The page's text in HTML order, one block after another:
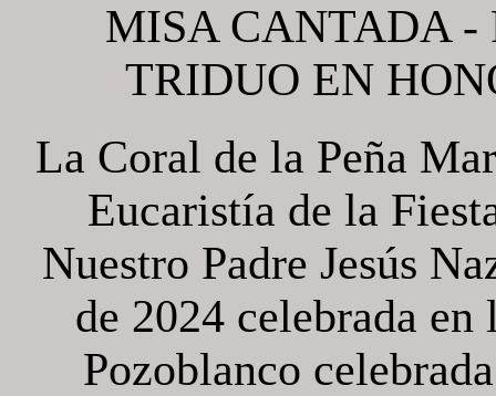
MISA CANTADA -
TRIDUO EN
La Coral de la Peña
Eucaristía de la
Nuestro Padre Jesús
de 2024 celebrada en
Pozoblanco